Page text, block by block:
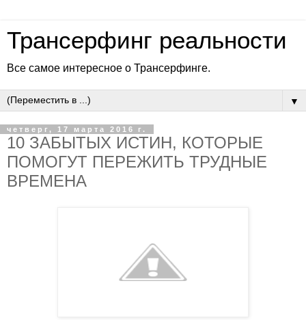
Трансерфинг реальности
Все самое интересное о Трансерфинге.
▼
четверг, 17 марта 2016 г.
10 ЗАБЫТЫХ ИСТИН, КОТОРЫЕ
ПОМОГУТ ПЕРЕЖИТЬ ТРУДНЫЕ
ВРЕМЕНА